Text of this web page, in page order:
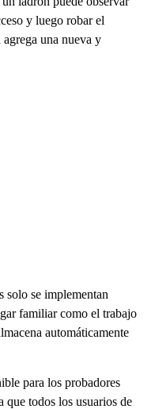
y luego robar el
una nueva y
solo se implementan
familiar como el trabajo
automáticamente
para los probadores
que todos los usuarios de